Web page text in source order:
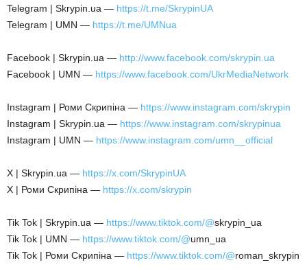
Telegram | Skrypin.ua — https://t.me/SkrypinUA
Telegram | UMN — https://t.me/UMNua
Facebook | Skrypin.ua — http://www.facebook.com/skrypin.ua
Facebook | UMN — https://www.facebook.com/UkrMediaNetwork
Instagram | Роми Скрипіна — https://www.instagram.com/skrypin
Instagram | Skrypin.ua — https://www.instagram.com/skrypinua
Instagram | UMN — https://www.instagram.com/umn__official
X | Skrypin.ua — https://x.com/SkrypinUA
X | Роми Скрипіна — https://x.com/skrypin
Tik Tok | Skrypin.ua — https://www.tiktok.com/@skrypin_ua
Tik Tok | UMN — https://www.tiktok.com/@umn_ua
Tik Tok | Роми Скрипіна — https://www.tiktok.com/@roman_skrypin